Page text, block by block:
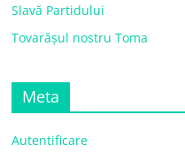
Slavă Partidului
Tovarășul nostru Toma
Meta
Autentificare